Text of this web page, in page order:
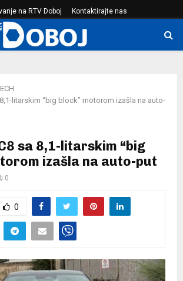
na RTV Doboj Kontaktirajte nas
litarskim “big block” motorom izašla na auto-
sa 8,1-litarskim “big
izašla na auto-put
0
0